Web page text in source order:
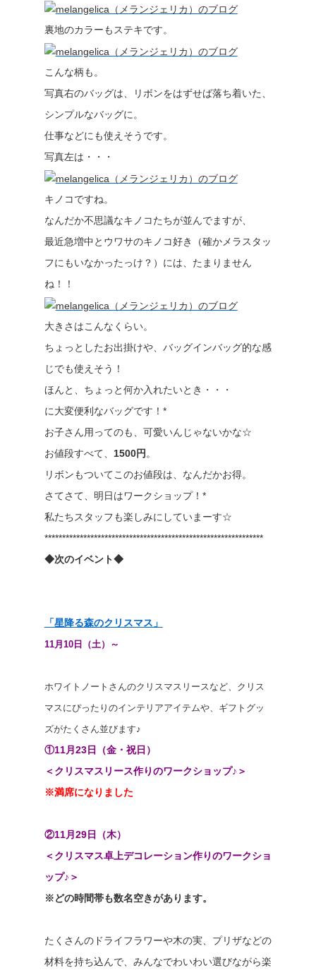
裏地のカラーもステキです。
こんな柄も。
写真右のバッグは、リボンをはずせば落ち着いた、
シンプルなバッグに。
仕事などにも使えそうです。
写真左は・・・
キノコですね。
なんだか不思議なキノコたちが並んでますが、
最近急増中とウワサのキノコ好き（確かメラスタッ
フにもいなかったっけ？）には、たまりません
ね！！
大きさはこんなくらい。
ちょっとしたお出掛けや、バッグインバッグ的な感
じでも使えそう！
ほんと、ちょっと何か入れたいとき・・・
に大変便利なバッグです！*
お子さん用ってのも、可愛いんじゃないかな☆
お値段すべて、 1500円 。
リボンもついてこのお値段は、なんだかお得。
さてさて、明日はワークショップ！*
私たちスタッフも楽しみにしていまーす☆
**************************************************************
◆次のイベント◆
「星降る森のクリスマス」
11月10日（土）～
ホワイトノートさんのクリスマスリースなど、クリス
マスにぴったりのインテリアアイテムや、ギフトグッ
ズがたくさん並びます♪
①11月23日（金・祝日）
＜クリスマスリース作りのワークショップ♪＞
※満席になりました
②11月29日（木）
＜クリスマス卓上デコレーション作りのワークショ
ップ♪＞
※どの時間帯も数名空きがあります。
たくさんのドライフラワーや木の実、プリザなどの
材料を持ち込んで、みんなでわいわい選びながら楽